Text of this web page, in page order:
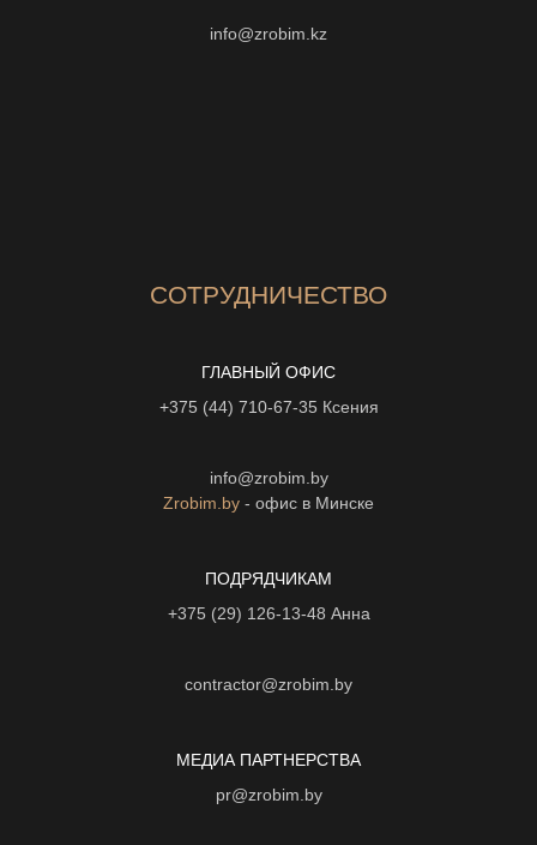
info@zrobim.kz
СОТРУДНИЧЕСТВО
ГЛАВНЫЙ ОФИС
+375 (44) 710-67-35 Ксения
info@zrobim.by
Zrobim.by - офис в Минске
ПОДРЯДЧИКАМ
+375 (29) 126-13-48 Анна
contractor@zrobim.by
МЕДИА ПАРТНЕРСТВА
pr@zrobim.by